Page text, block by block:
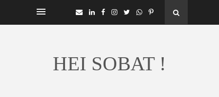
HEI SOBAT !